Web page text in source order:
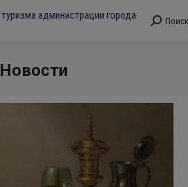
Поиск:
Поиск
Новости